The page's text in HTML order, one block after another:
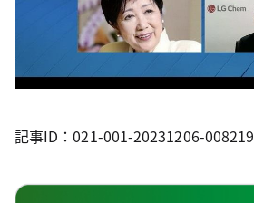
記事ID：021-001-20231206-008219